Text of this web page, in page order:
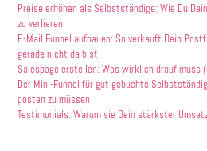
Preise erhöhen als Selbstständige: Wie Du
zu verlieren
E-Mail Funnel aufbauen: So verkauft Dein
gerade nicht da bist
Salespage erstellen: Was wirklich drauf muss
Der Mini-Funnel für gut gebuchte
posten zu müssen
Testimonials: Warum sie Dein stärkster